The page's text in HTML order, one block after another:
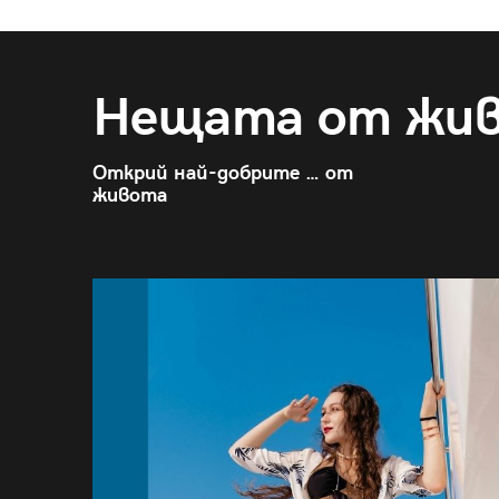
Нещата от
Открий най-добрите … от
живота